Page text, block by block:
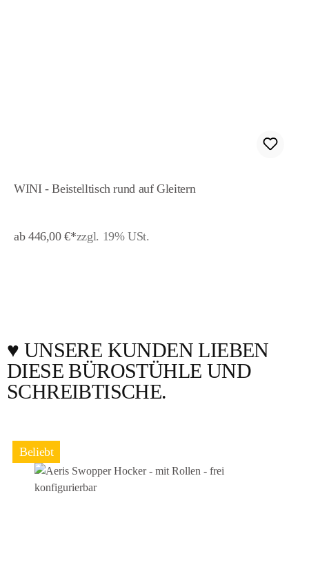
WINI - Beistelltisch rund auf Gleitern
ab 446,00 €*zzgl. 19% USt.
Produktgalerie überspringen
♥️ UNSERE KUNDEN LIEBEN
DIESE BÜROSTÜHLE UND
SCHREIBTISCHE.
Beliebt